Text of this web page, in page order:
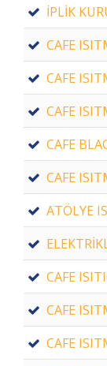
İPLİK
CAFE
CAFE
CAFE
CAFE
CAFE
ATÖLYE
CAFE
CAFE
CAFE